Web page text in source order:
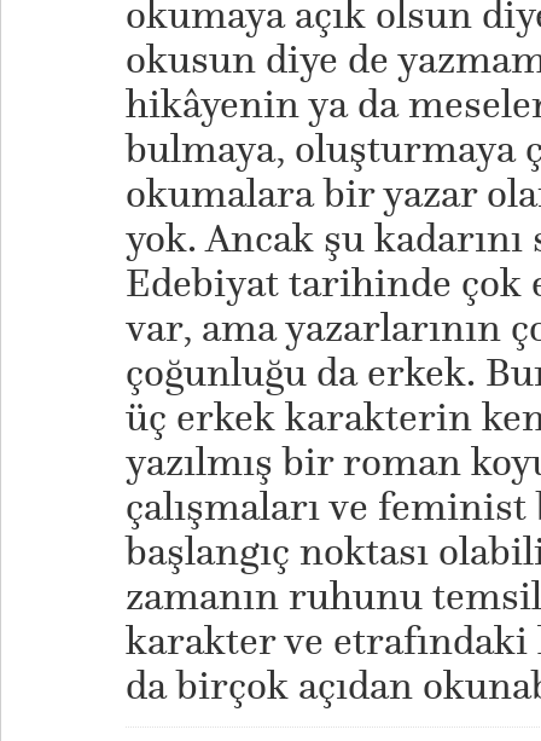
okumaya açık olsun
okusun diye de
hikâyenin ya da
bulmaya, oluşturmaya
okumalara bir yazar
yok. Ancak şu
Edebiyat tarihinde çok
var, ama yazarlarının
çoğunluğu da erkek.
üç erkek karakterin
yazılmış bir roman
çalışmaları ve
başlangıç noktası
zamanın ruhunu
karakter ve etrafındaki
da birçok açıdan